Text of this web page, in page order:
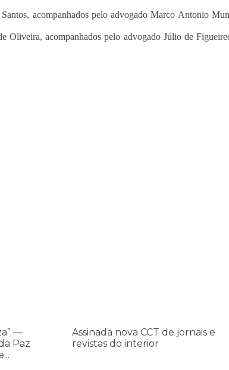
acompanhados pelo advogado Marco Antonio
Oliveira, acompanhados pelo advogado Júlio de
—
Paz
interior
Assinada nova CCT de jornais e
revistas do interior